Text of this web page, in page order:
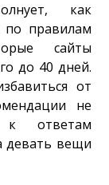
как
по правилам
сайты
до 40 дней.
от
не
к ответам
девать вещи